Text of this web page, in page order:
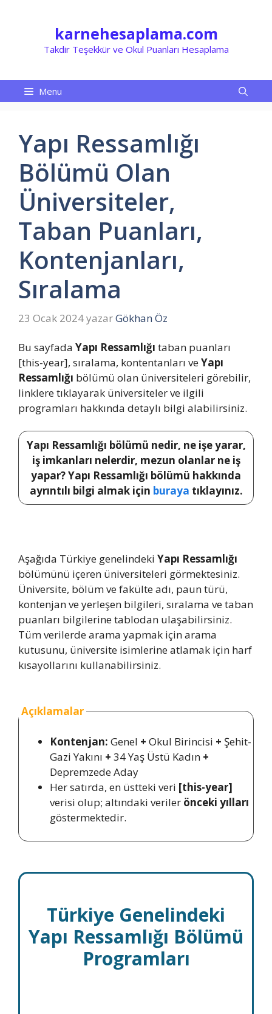
karnehesaplama.com
Takdir Teşekkür ve Okul Puanları Hesaplama
Menu
Yapı Ressamlığı
Bölümü Olan
Üniversiteler,
Taban Puanları,
Kontenjanları,
Sıralama
23 Ocak 2024yazarGökhan Öz
Bu sayfada Yapı Ressamlığı taban puanları
[this-year], sıralama, kontentanları veYapı
Ressamlığı bölümü olan üniversiteleri görebilir,
linklere tıklayarak üniversiteler ve ilgili
programları hakkında detaylı bilgi alabilirsiniz.
Yapı Ressamlığı bölümü nedir, ne işe yarar,
iş imkanları nelerdir, mezun olanlar ne iş
yapar? Yapı Ressamlığı bölümü hakkında
ayrıntılı bilgi almak için buraya tıklayınız.
Aşağıda Türkiye genelindeki Yapı Ressamlığı
bölümünü içeren üniversiteleri görmektesiniz.
Üniversite, bölüm ve fakülte adı, paun türü,
kontenjan ve yerleşen bilgileri, sıralama ve taban
puanları bilgilerine tablodan ulaşabilirsiniz.
Tüm verilerde arama yapmak için arama
kutusunu, üniversite isimlerine atlamak için harf
kısayollarını kullanabilirsiniz.
Açıklamalar
Kontenjan: Genel + Okul Birincisi + Şehit-
Gazi Yakını + 34 Yaş Üstü Kadın +
Depremzede Aday
Her satırda, en üstteki veri [this-year]
verisi olup; altındaki veriler önceki yılları
göstermektedir.
Türkiye Genelindeki
Yapı Ressamlığı Bölümü
Programları